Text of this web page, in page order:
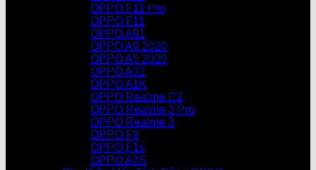
OPPO F11 Pro
OPPO F11
OPPO A91
OPPO A9 2020
OPPO A5 2020
OPPO A31
OPPO A1K
OPPO Realme C2
OPPO Realme 3 Pro
OPPO Realme 3
OPPO F9
OPPO F1s
OPPO A3S